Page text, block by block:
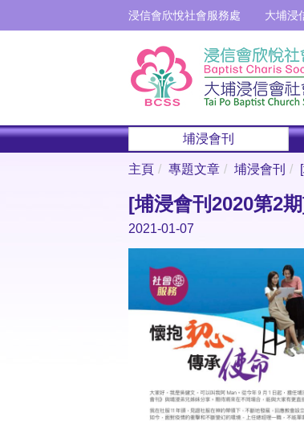
浸信會欣悅社會服務處 大埔浸
埔浸會刊
主頁 專題文章 埔浸會刊
[埔浸會刊2020第2
2021-01-07